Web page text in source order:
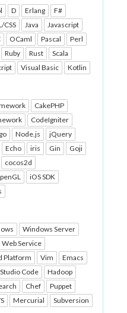
D Erlang
F#
CSS Java
Javascript
OCaml Pascal
Perl
Ruby Rust
Scala
Visual Basic Kotlin
CakePHP
CodeIgniter
Node.js
jQuery
Echo iris Gin
Goji
cocos2d
iOS SDK
Windows Server
Service
Platform Vim
Emacs
Code
Hadoop
Chef
Puppet
Mercurial Subversion